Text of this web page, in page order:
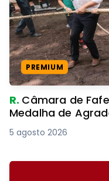
PREMIUM
R. Câmara de Fafe
Medalha de
5 agosto 2026